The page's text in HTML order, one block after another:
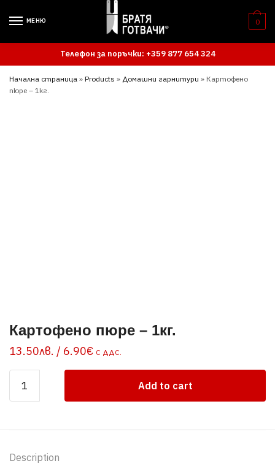
МЕНЮ 0
Телефон за поръчки: +359 877 654 324
Начална страница » Products » Домашни гарнитури » Картофено
пюре – 1кг.
Картофено пюре – 1кг.
13.50лв. / 6.90€ С ДДС.
пюре
-
Add to cart
Description